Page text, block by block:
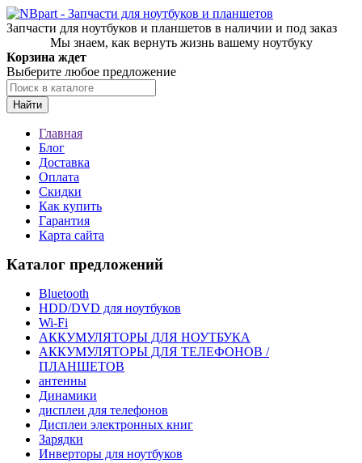
Запчасти для ноутбуков и планшетов в наличии и под заказ
Мы знаем, как вернуть жизнь вашему ноутбуку
Корзина ждет
Выберите любое предложение
Найти
Главная
Блог
Доставка
Оплата
Скидки
Как купить
Гарантия
Карта сайта
Каталог предложений
Bluetooth
HDD/DVD для ноутбуков
Wi-Fi
АККУМУЛЯТОРЫ ДЛЯ НОУТБУКА
АККУМУЛЯТОРЫ ДЛЯ ТЕЛЕФОНОВ /
ПЛАНШЕТОВ
антенны
Динамики
дисплеи для телефонов
Дисплеи электронных книг
Зарядки
Инверторы для ноутбуков